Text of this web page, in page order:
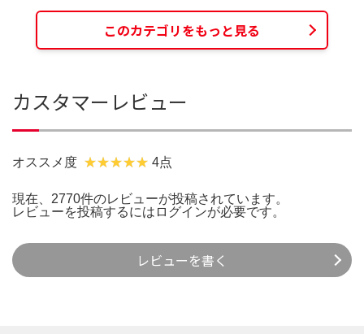
このカテゴリをもっと見る
カスタマーレビュー
オススメ度 4点
現在、2770件のレビューが投稿されています。
レビューを投稿するには ログインが必要です。
レビューを書く